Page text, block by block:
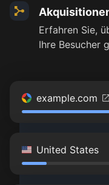
Erfahren Sie,
Ihre Besucher
example.com
United States